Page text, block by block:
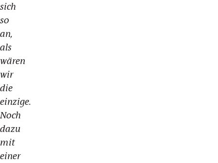
sich
so
an,
als
wären
wir
die
einzige.
Noch
dazu
mit
einer